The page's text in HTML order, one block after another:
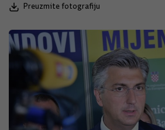
Preuzmite fotografiju